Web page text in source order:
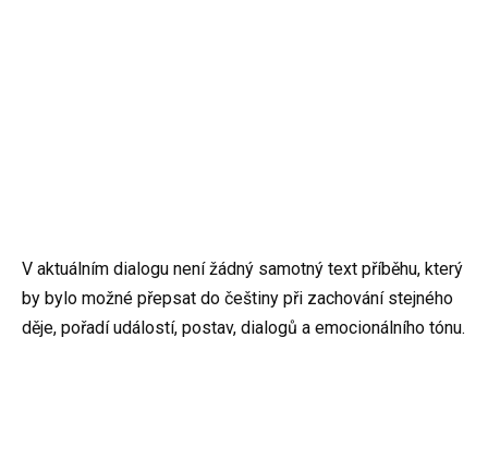
V aktuálním dialogu není žádný samotný text příběhu, který
by bylo možné přepsat do češtiny při zachování stejného
děje, pořadí událostí, postav, dialogů a emocionálního tónu.